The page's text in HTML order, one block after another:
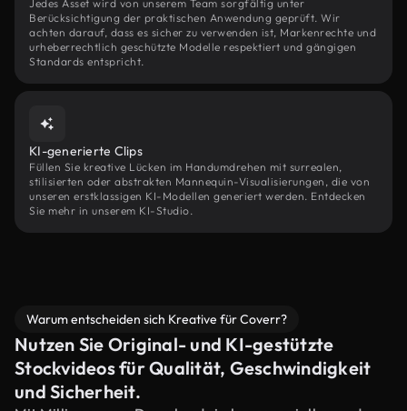
Jedes Asset wird von unserem Team sorgfältig unter
Berücksichtigung der praktischen Anwendung geprüft. Wir
achten darauf, dass es sicher zu verwenden ist, Markenrechte und
urheberrechtlich geschützte Modelle respektiert und gängigen
Standards entspricht.
KI-generierte Clips
Füllen Sie kreative Lücken im Handumdrehen mit surrealen,
stilisierten oder abstrakten Mannequin-Visualisierungen, die von
unseren erstklassigen KI-Modellen generiert werden. Entdecken
Sie mehr in unserem KI-Studio.
Warum entscheiden sich Kreative für Coverr?
Nutzen Sie Original- und KI-gestützte
Stockvideos für Qualität, Geschwindigkeit
und Sicherheit.